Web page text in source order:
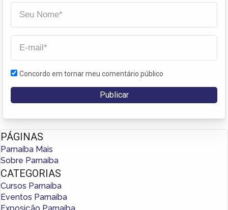
Concordo em tornar meu comentário público
PÁGINAS
Parnaíba Mais
Sobre Parnaíba
CATEGORIAS
Cursos Parnaíba
Eventos Parnaíba